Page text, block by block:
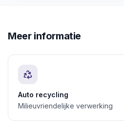
Meer informatie
Auto recycling
Milieuvriendelijke verwerking